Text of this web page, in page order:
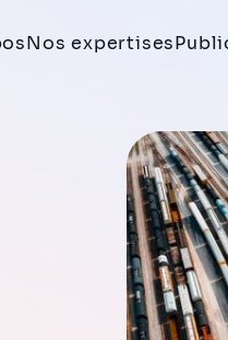
Nos expertises